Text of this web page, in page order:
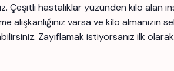
Çeşitli hastalıklar yüzünden kilo alan
alışkanlığınız varsa ve kilo
Zayıflamak istiyorsanız ilk